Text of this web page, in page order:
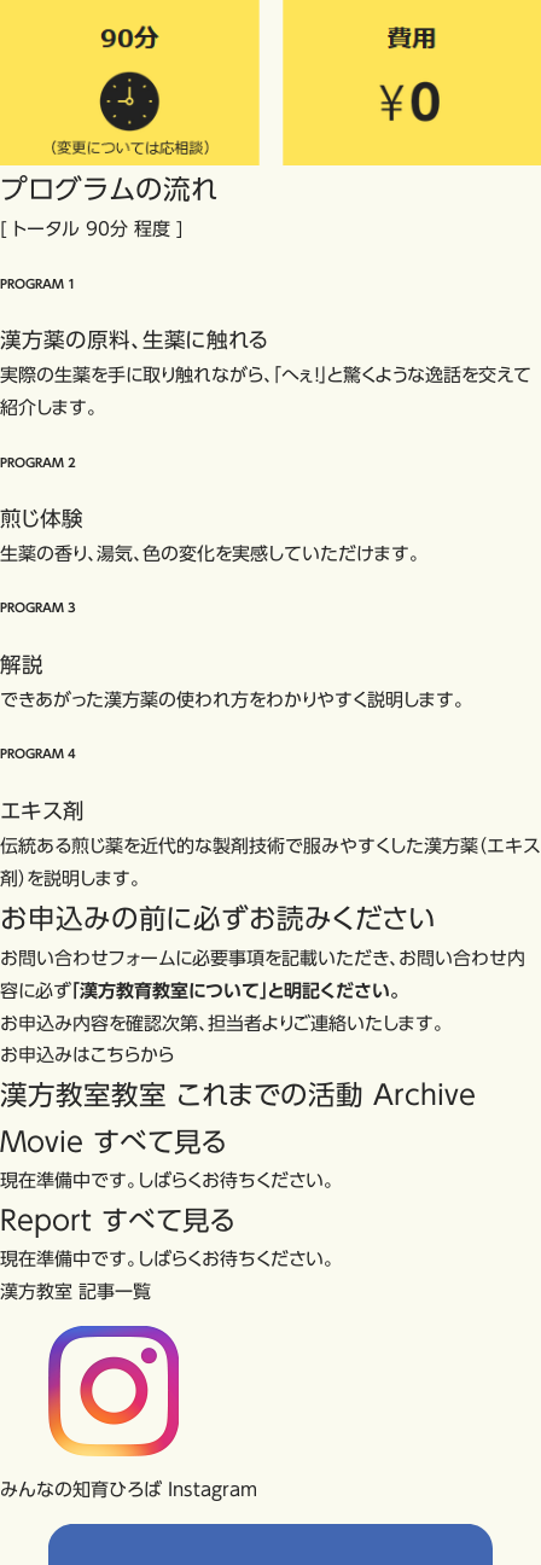
プログラムの流れ
[ トータル 90分 程度 ]
PROGRAM 1
漢方薬の原料、生薬に触れる
実際の生薬を手に取り触れながら、「へぇ！」と驚くような逸話を交えて
紹介します。
PROGRAM 2
煎じ体験
生薬の香り、湯気、色の変化を実感していただけます。
PROGRAM 3
解説
できあがった漢方薬の使われ方をわかりやすく説明します。
PROGRAM 4
エキス剤
伝統ある煎じ薬を近代的な製剤技術で服みやすくした漢方薬（エキス
剤）を説明します。
お申込みの前に必ずお読みください
お問い合わせフォームに必要事項を記載いただき、お問い合わせ内
容に必ず 「漢方教育教室について」と明記ください。
お申込み内容を確認次第、担当者よりご連絡いたします。
お申込みはこちらから
漢方教室教室 これまでの活動 Archive
Movie すべて見る
現在準備中です。しばらくお待ちください。
Report すべて見る
現在準備中です。しばらくお待ちください。
漢方教室 記事一覧
みんなの知育ひろば Instagram